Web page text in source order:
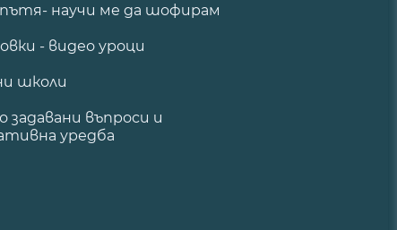
научи ме да шофирам
- видео уроци
школи
задавани въпроси и
уредба